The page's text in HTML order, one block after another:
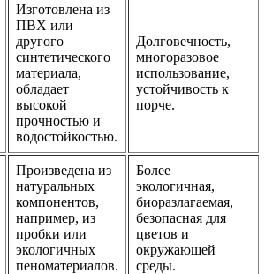
Изготовлена из
ПВХ или
другого
синтетического
материала,
обладает
высокой
прочностью и
водостойкостью.
Долговечность,
многоразовое
использование,
устойчивость к
порче.
Произведена из
натуральных
компонентов,
например, из
пробки или
экологичных
пеноматериалов.
Более
экологичная,
биоразлагаемая,
безопасная для
цветов и
окружающей
среды.